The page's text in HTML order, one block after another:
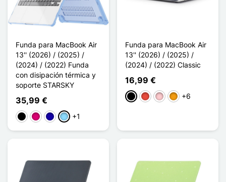
Funda para MacBook Air
13'' (2026) / (2025) /
(2024) / (2022) Funda
con disipación térmica y
soporte STARSKY
35,99 €
NegroMagentaAzul oscuro
Azul claro
+1
Funda para MacBook Air
13'' (2026) / (2025) /
(2024) / (2022) Classic
16,99 €
NegroRojoRosaNaranja
+6